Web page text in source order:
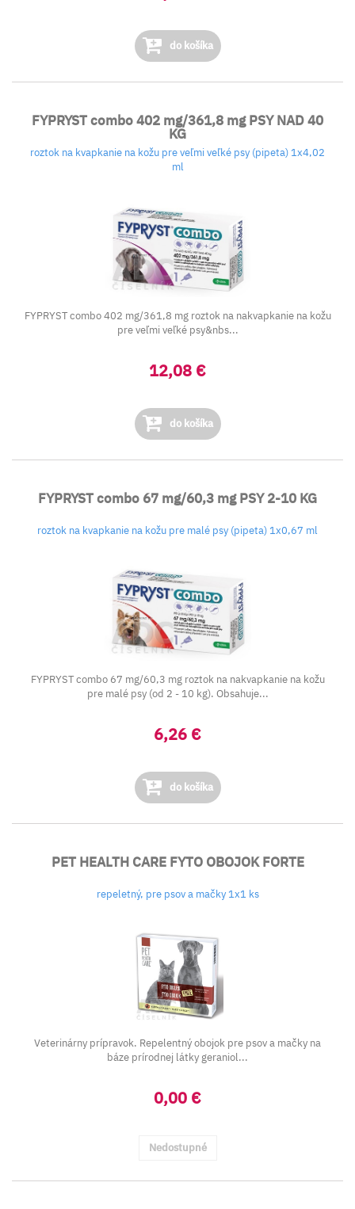
do košíka
FYPRYST combo 402 mg/361,8 mg PSY NAD 40
KG
roztok na kvapkanie na kožu pre veľmi veľké psy (pipeta) 1x4,02
ml
FYPRYST combo 402 mg/361,8 mg roztok na nakvapkanie na kožu
pre veľmi veľké psy&nbs...
12,08 €
do košíka
FYPRYST combo 67 mg/60,3 mg PSY 2-10 KG
roztok na kvapkanie na kožu pre malé psy (pipeta) 1x0,67 ml
FYPRYST combo 67 mg/60,3 mg roztok na nakvapkanie na kožu
pre malé psy (od 2 - 10 kg). Obsahuje...
6,26 €
do košíka
PET HEALTH CARE FYTO OBOJOK FORTE
repeletný, pre psov a mačky 1x1 ks
Veterinárny prípravok. Repelentný obojok pre psov a mačky na
báze prírodnej látky geraniol...
0,00 €
Nedostupné